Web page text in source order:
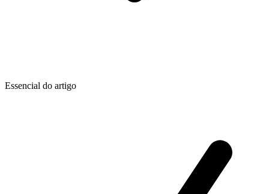
Essencial do artigo